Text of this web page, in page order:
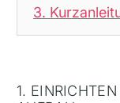
3.
1.